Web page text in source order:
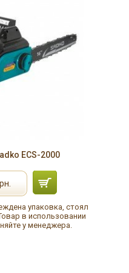
ECS-2000
упаковка, стоял
в использовании
у менеджера.